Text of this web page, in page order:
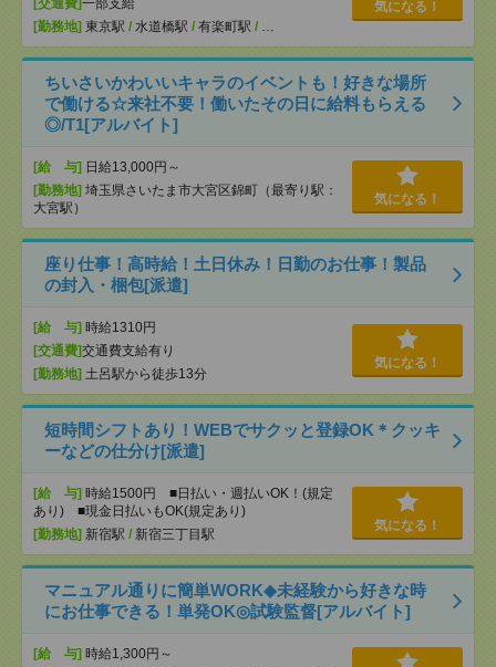
[交通費] 一部支給
[勤務地] 東京駅 / 水道橋駅 / 有楽町駅 / …
気になる！
ちいさいかわいいキャラのイベントも！好きな場所
で働ける☆来社不要！働いたその日に給料もらえる
◎/T1[アルバイト]
[給 与] 日給13,000円～
[勤務地] 埼玉県さいたま市大宮区錦町（最寄り駅：
大宮駅）
気になる！
座り仕事！高時給！土日休み！日勤のお仕事！製品
の封入・梱包[派遣]
[給 与] 時給1310円
[交通費]交通費支給有り
[勤務地] 土呂駅から徒歩13分
気になる！
短時間シフトあり！WEBでサクッと登録OK＊クッキ
ーなどの仕分け[派遣]
[給 与] 時給1500円 ■日払い・週払いOK！(規定
あり) ■現金日払いもOK(規定あり)
[勤務地] 新宿駅 / 新宿三丁目駅
気になる！
マニュアル通りに簡単WORK◆未経験から好きな時
にお仕事できる！単発OK◎試験監督[アルバイト]
[給 与] 時給1,300円～